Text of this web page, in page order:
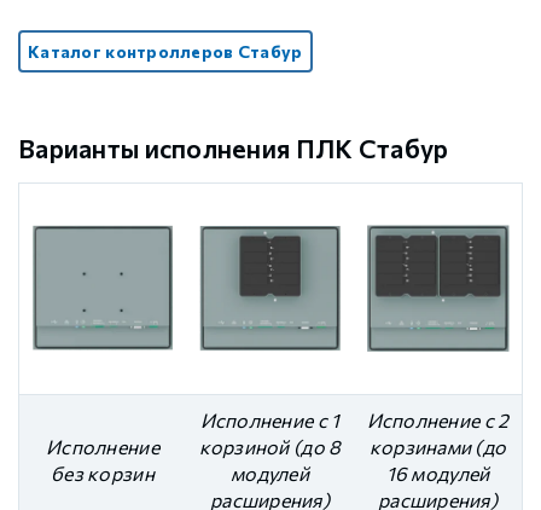
Каталог контроллеров Стабур
Варианты исполнения ПЛК Стабур
Исполнение
без корзин
Исполнение с 1
корзиной (до 8
модулей
расширения)
Исполнение с 2
корзинами (до
16 модулей
расширения)